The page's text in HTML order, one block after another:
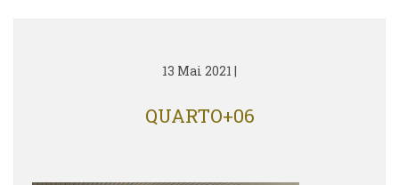
13 Mai 2021 |
QUARTO+06